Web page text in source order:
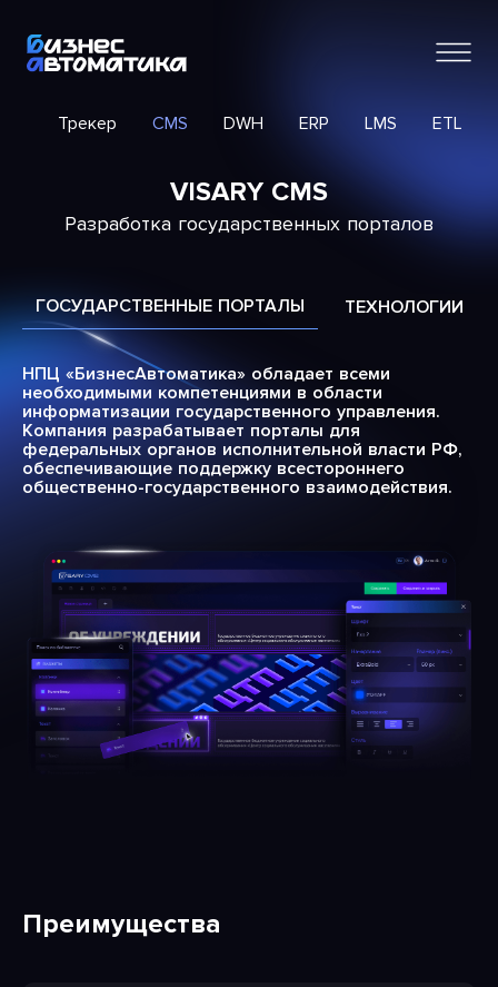
Трекер CMS DWH ERP LMS ETL
VISARY CMS
Разработка государственных порталов
ГОСУДАРСТВЕННЫЕ ПОРТАЛЫ ТЕХНОЛОГИИ
НПЦ «БизнесАвтоматика» обладает всеми
необходимыми компетенциями в области
информатизации государственного управления.
Компания разрабатывает порталы для
федеральных органов исполнительной власти РФ,
обеспечивающие поддержку всестороннего
общественно-государственного взаимодействия.
Преимущества